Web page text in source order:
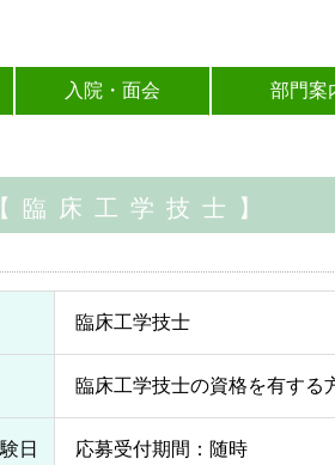
入院・面会 部門案
臨床工学技士】
臨床工学技士
臨床工学技士の資格を有する
日 応募受付期間：随時